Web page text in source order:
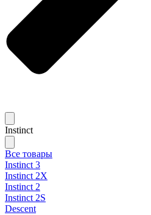
Instinct
Все товары
Instinct 3
Instinct 2X
Instinct 2
Instinct 2S
Descent